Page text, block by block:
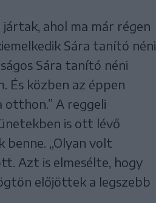
ahol ma már régen
Sára tanító néni
Sára tanító néni
És közben az éppen
A reggeli
is ott lévő
„Olyan volt
Azt is elmesélte, hogy
előjöttek a legszebb